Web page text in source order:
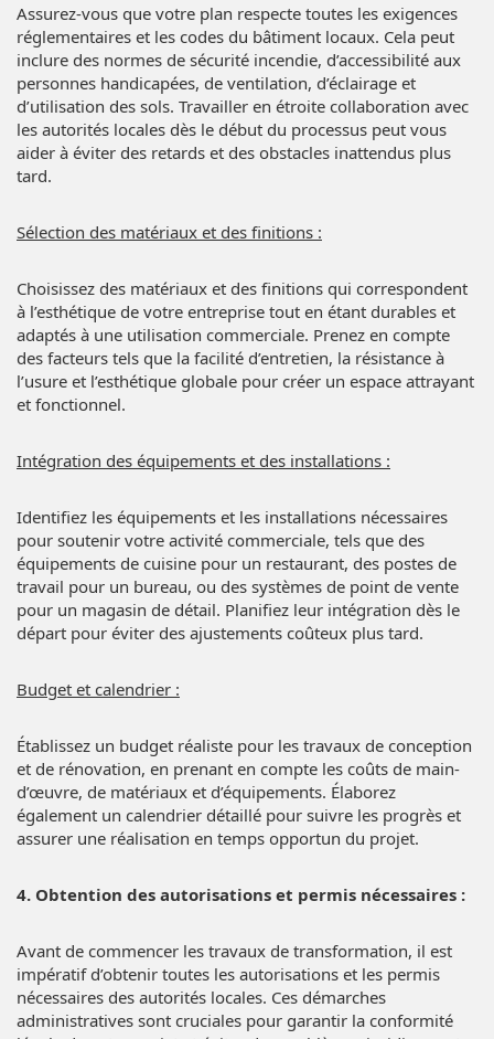
Assurez-vous que votre plan respecte toutes les exigences
réglementaires et les codes du bâtiment locaux. Cela peut
inclure des normes de sécurité incendie, d’accessibilité aux
personnes handicapées, de ventilation, d’éclairage et
d’utilisation des sols. Travailler en étroite collaboration avec
les autorités locales dès le début du processus peut vous
aider à éviter des retards et des obstacles inattendus plus
tard.
Sélection des matériaux et des finitions :
Choisissez des matériaux et des finitions qui correspondent
à l’esthétique de votre entreprise tout en étant durables et
adaptés à une utilisation commerciale. Prenez en compte
des facteurs tels que la facilité d’entretien, la résistance à
l’usure et l’esthétique globale pour créer un espace attrayant
et fonctionnel.
Intégration des équipements et des installations :
Identifiez les équipements et les installations nécessaires
pour soutenir votre activité commerciale, tels que des
équipements de cuisine pour un restaurant, des postes de
travail pour un bureau, ou des systèmes de point de vente
pour un magasin de détail. Planifiez leur intégration dès le
départ pour éviter des ajustements coûteux plus tard.
Budget et calendrier :
Établissez un budget réaliste pour les travaux de conception
et de rénovation, en prenant en compte les coûts de main-
d’œuvre, de matériaux et d’équipements. Élaborez
également un calendrier détaillé pour suivre les progrès et
assurer une réalisation en temps opportun du projet.
4. Obtention des autorisations et permis nécessaires :
Avant de commencer les travaux de transformation, il est
impératif d’obtenir toutes les autorisations et les permis
nécessaires des autorités locales. Ces démarches
administratives sont cruciales pour garantir la conformité